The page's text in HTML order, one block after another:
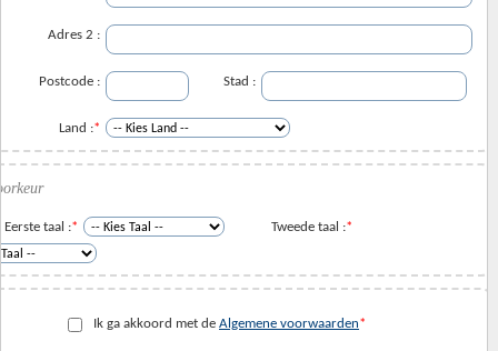
Adres 2 :
Postcode : Stad :
Land :*
Eerste taal :* Tweede taal :*
Ik ga akkoord met de Algemene voorwaarden*